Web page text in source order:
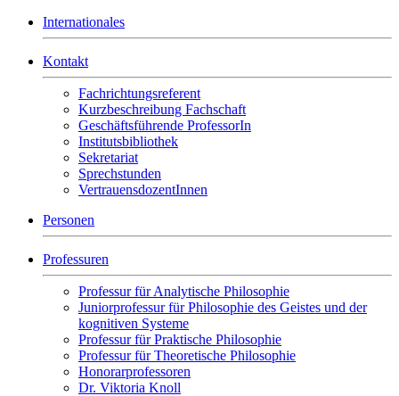
Internationales
Kontakt
Fachrichtungsreferent
Kurzbeschreibung Fachschaft
Geschäftsführende ProfessorIn
Institutsbibliothek
Sekretariat
Sprechstunden
VertrauensdozentInnen
Personen
Professuren
Professur für Analytische Philosophie
Juniorprofessur für Philosophie des Geistes und der
kognitiven Systeme
Professur für Praktische Philosophie
Professur für Theoretische Philosophie
Honorarprofessoren
Dr. Viktoria Knoll